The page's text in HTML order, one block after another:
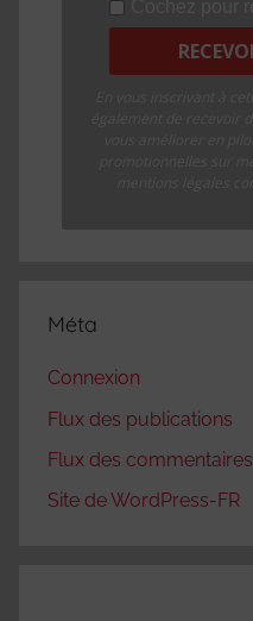
Méta
Connexion
Flux des publications
Flux des commentaires
Site de WordPress-FR